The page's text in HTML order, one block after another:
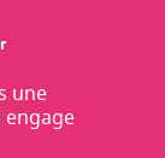
une